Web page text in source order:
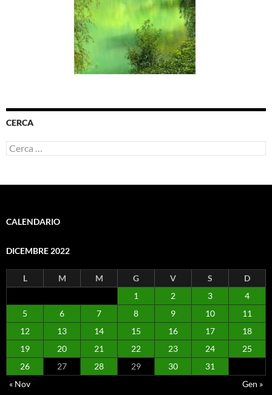
CERCA
Ricerca
per:
CALENDARIO
DICEMBRE 2022
L M M G V S
D
1
2 3
4
5
6 7 8 9 10
11
12
13 14 15 16 17
18
19
20 21 22 23 24
25
26
27 28 29 30
31
« Nov
Gen »